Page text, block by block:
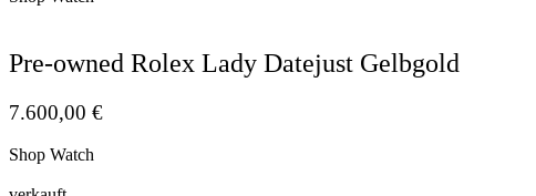
Pre-owned Rolex Lady Datejust Gelbgold
7.600,00 €
Shop Watch